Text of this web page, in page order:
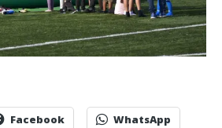
Facebook WhatsApp